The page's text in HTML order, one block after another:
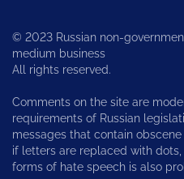
© 2023 Russian non-
medium business
All rights reserved.
Comments on the site are
requirements of Russian
messages that contain
if letters are replaced with
forms of hate speech is also